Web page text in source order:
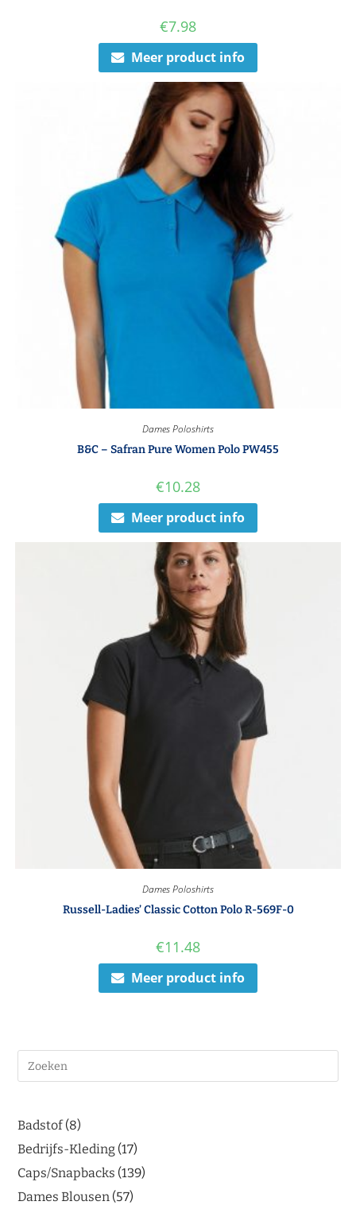
€7.98
Meer product info
Dames Poloshirts
B&C – Safran Pure Women Polo PW455
€10.28
Meer product info
Dames Poloshirts
Russell-Ladies’ Classic Cotton Polo R-569F-0
€11.48
Meer product info
Badstof 8
Bedrijfs-Kleding 17
Caps/Snapbacks 139
Dames Blousen 57